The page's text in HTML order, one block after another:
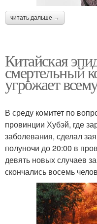
читать дальше →
Китайская
смертельный
угрожает
В среду комитет по
провинции Хубэй, где
заболевания, сделал
полуночи до 20:00 в
девять новых случаев
скончались восемь